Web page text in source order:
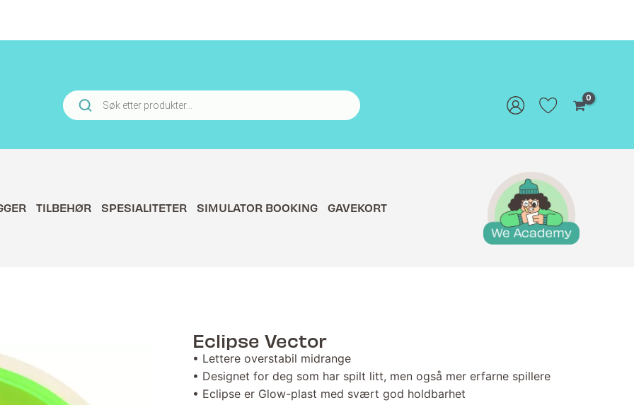
Products
search
TILBEHØR SPESIALITETER SIMULATOR BOOKING GAVEKORT
Eclipse Vector
• Lettere overstabil midrange
• Designet for deg som har spilt litt, men også mer erfarne spillere
• Eclipse er Glow-plast med svært god holdbarhet